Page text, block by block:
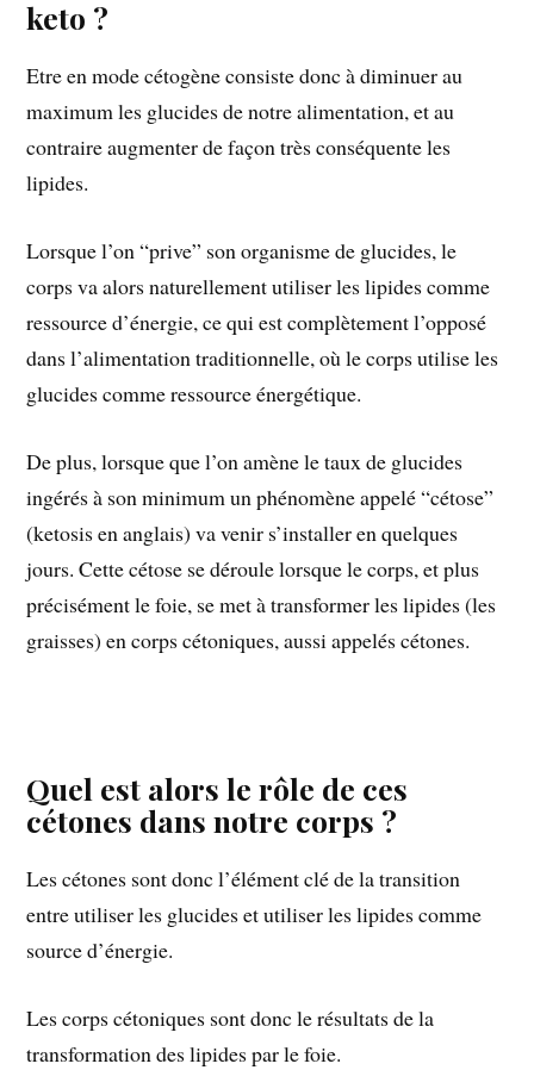
keto ?
Etre en mode cétogène consiste donc à diminuer au
maximum les glucides de notre alimentation, et au
contraire augmenter de façon très conséquente les
lipides.
Lorsque l’on “prive” son organisme de glucides, le
corps va alors naturellement utiliser les lipides comme
ressource d’énergie, ce qui est complètement l’opposé
dans l’alimentation traditionnelle, où le corps utilise les
glucides comme ressource énergétique.
De plus, lorsque que l’on amène le taux de glucides
ingérés à son minimum un phénomène appelé “cétose”
(ketosis en anglais) va venir s’installer en quelques
jours. Cette cétose se déroule lorsque le corps, et plus
précisément le foie, se met à transformer les lipides (les
graisses) en corps cétoniques, aussi appelés cétones.
Quel est alors le rôle de ces
cétones dans notre corps ?
Les cétones sont donc l’élément clé de la transition
entre utiliser les glucides et utiliser les lipides comme
source d’énergie.
Les corps cétoniques sont donc le résultats de la
transformation des lipides par le foie.